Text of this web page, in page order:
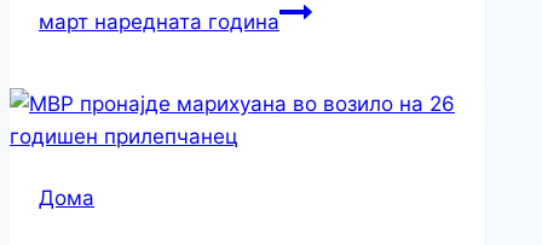
март наредната година
Дома